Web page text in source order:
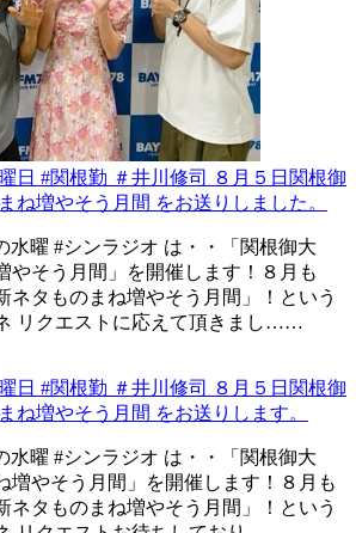
日 #関根勤 ＃井川修司 ８月５日関根御
ね増やそう月間 をお送りしました。
水曜 #シンラジオ は・・「関根御大
やそう月間」を開催します！８月も
ネタものまね増やそう月間」！という
リクエストに応えて頂きまし……
日 #関根勤 ＃井川修司 ８月５日関根御
ね増やそう月間 をお送りします。
水曜 #シンラジオ は・・「関根御大
増やそう月間」を開催します！８月も
ネタものまね増やそう月間」！という